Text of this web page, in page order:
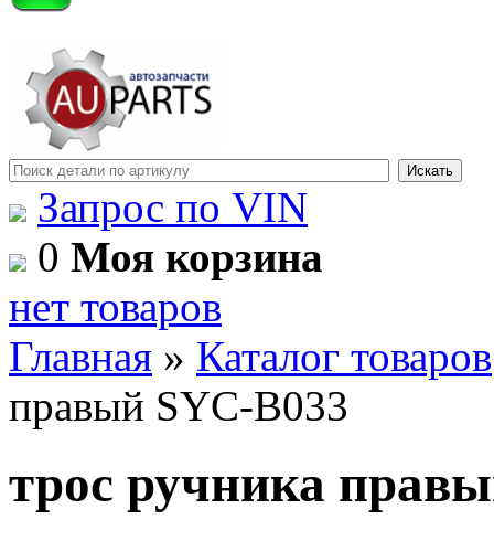
Запрос по VIN
0 Моя корзина
нет товаров
Главная » Каталог товаров
правый SYC-B033
трос ручника